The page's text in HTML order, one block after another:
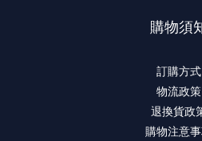
購物須
訂購方式
物流政策
退換貨政
購物注意